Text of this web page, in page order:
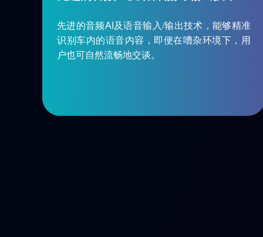
先进的音频AI 及语音输入/输出技术，能够精准
识别车内的语音内容，即便在嘈杂环境下，用
户也可自然流畅地交谈。